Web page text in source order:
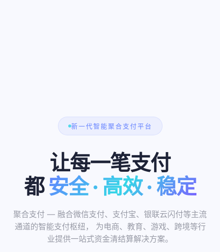
99.99%
资金安全
0.2s
极速到账
200+
支付通道
10万+
商户信赖
新一代智能聚合支付平台
让每一笔支付
都安全 · 高效 · 稳定
聚合支付 — 融合微信支付、支付宝、银联云闪付等主流
通道的智能支付枢纽， 为电商、教育、游戏、跨境等行
业提供一站式资金清结算解决方案。